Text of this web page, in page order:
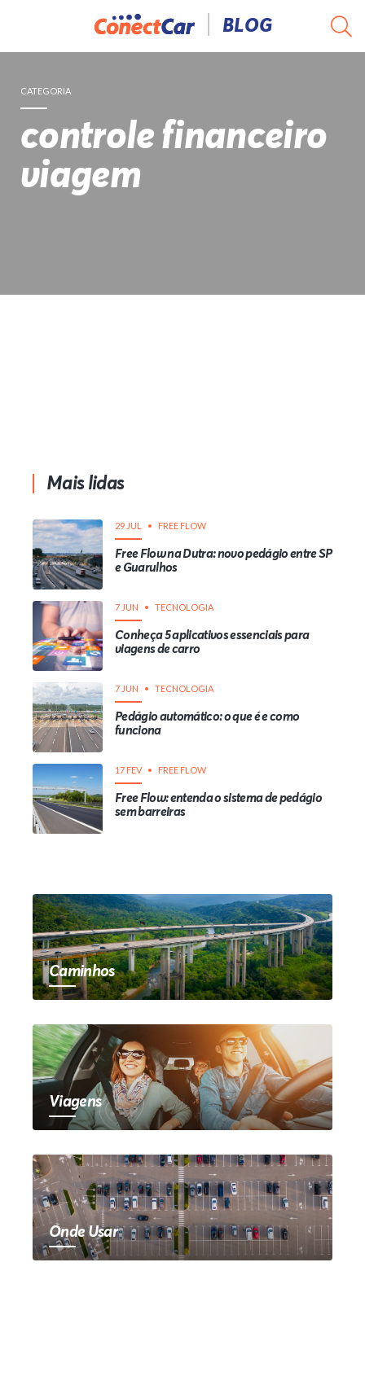
BLOG
CATEGORIA
controle financeiro
viagem
Mais lidas
29 JUL FREE FLOW
Free Flow na Dutra: novo pedágio entre SP
e Guarulhos
7 JUN TECNOLOGIA
Conheça 5 aplicativos essenciais para
viagens de carro
7 JUN TECNOLOGIA
Pedágio automático: o que é e como
funciona
17 FEV FREE FLOW
Free Flow: entenda o sistema de pedágio
sem barreiras
Caminhos
Viagens
Onde Usar